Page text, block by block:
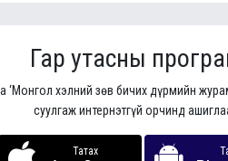
Гар утасны
‘Монгол хэлний зөв бичих дүрмийн
суулгаж интернэтгүй орчинд
Татах